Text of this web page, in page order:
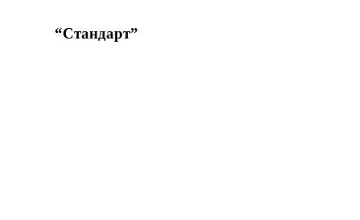
“Стандарт”